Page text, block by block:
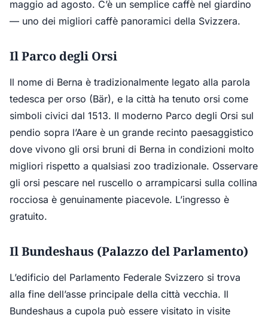
maggio ad agosto. C’è un semplice caffè nel giardino
— uno dei migliori caffè panoramici della Svizzera.
Il Parco degli Orsi
Il nome di Berna è tradizionalmente legato alla parola
tedesca per orso (Bär), e la città ha tenuto orsi come
simboli civici dal 1513. Il moderno Parco degli Orsi sul
pendio sopra l’Aare è un grande recinto paesaggistico
dove vivono gli orsi bruni di Berna in condizioni molto
migliori rispetto a qualsiasi zoo tradizionale. Osservare
gli orsi pescare nel ruscello o arrampicarsi sulla collina
rocciosa è genuinamente piacevole. L’ingresso è
gratuito.
Il Bundeshaus (Palazzo del Parlamento)
L’edificio del Parlamento Federale Svizzero si trova
alla fine dell’asse principale della città vecchia. Il
Bundeshaus a cupola può essere visitato in visite